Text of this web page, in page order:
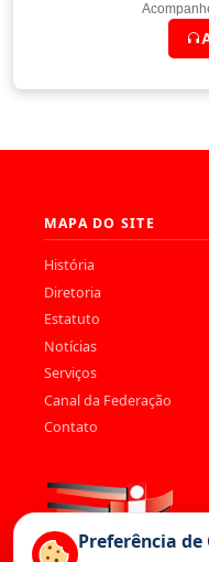
MAPA DO SITE
História
Diretoria
Estatuto
Notícias
Serviços
Canal da Federação
Contato
Preferência de